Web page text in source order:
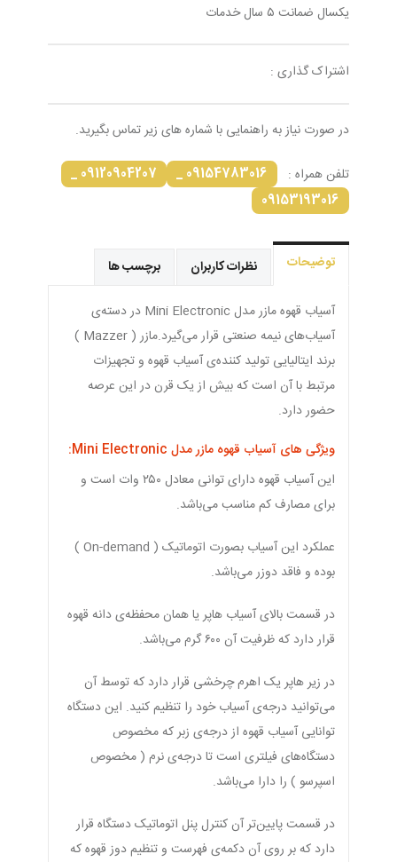
یکسال ضمانت ۵ سال خدمات
اشتراک گذاری :
در صورت نیاز به راهنمایی با شماره های زیر تماس بگیرید.
تلفن همراه : 09154783016 _
09120904207 _
09153193016
توضیحات نظرات کاربران برچسب ها
آسیاب قهوه مازر مدل Mini Electronic در دسته‌ی
آسیاب‌های نیمه صنعتی قرار می‌گیرد.مازر ( Mazzer )
برند ایتالیایی تولید کننده‌ی آسیاب قهوه و تجهیزات
مرتبط با آن است که بیش از یک قرن در این عرصه
حضور دارد.
ویژگی های آسیاب قهوه مازر مدل Mini Electronic:
این آسیاب قهوه دارای توانی معادل ۲۵۰ وات است و
برای مصارف کم مناسب می‌باشد.
عملکرد این آسیاب بصورت اتوماتیک ( On-demand )
بوده و فاقد دوزر می‌باشد.
در قسمت بالای آسیاب هاپر یا همان محفظه‌ی دانه قهوه
قرار دارد که ظرفیت آن ۶۰۰ گرم می‌باشد.
در زیر هاپر یک اهرم چرخشی قرار دارد که توسط آن
می‌توانید درجه‌ی آسیاب خود را تنظیم کنید. این دستگاه
توانایی آسیاب قهوه از درجه‌ی زبر که مخصوص
دستگاه‌های فیلتری است تا درجه‌ی نرم ( مخصوص
اسپرسو ) را دارا می‌باشد.
در قسمت پایین‌تر آن کنترل پنل اتوماتیک دستگاه قرار
دارد که بر روی آن دکمه‌ی فهرست و تنظیم دوز قهوه که